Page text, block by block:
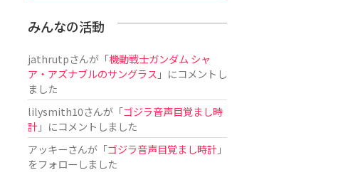
みんなの活動
jathrutpさんが「機動戦士ガンダム シャ
ア・アズナブルのサングラス 」にコメントし
ました
lilysmith10さんが「ゴジラ音声目覚まし時
計」にコメントしました
アッキーさんが「ゴジラ音声目覚まし時計」
をフォローしました